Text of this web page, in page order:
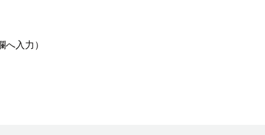
入力）